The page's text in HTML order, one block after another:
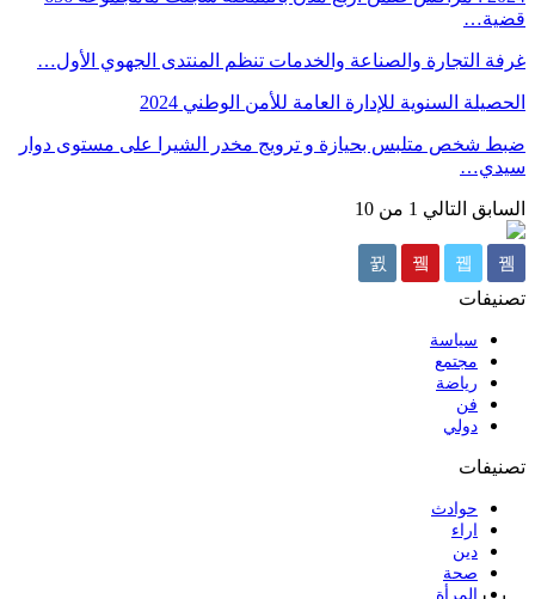
قضية…
غرفة التجارة والصناعة والخدمات تنظم المنتدى الجهوي الأول…
الحصيلة السنوية للإدارة العامة للأمن الوطني 2024
ضبط شخص متلبس بحيازة و ترويج مخدر الشيرا على مستوى دوار
سيدي…
السابق التالي 1 من 10
تصنيفات
سياسة
مجتمع
رياضة
فن
دولي
تصنيفات
حوادث
اراء
دين
صحة
المرأة